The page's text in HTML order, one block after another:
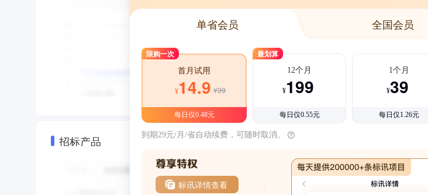
招标产品
单省会员 全国会员
限购一次
首月试用
¥14.9 ¥39
每日仅0.48元
最划算
12个月
¥199
每日仅0.55元
1个月
¥39
每日仅1.26元
到期29元/月/省自动续费，可随时取消。
标讯详情查看